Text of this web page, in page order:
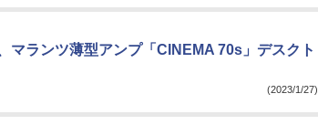
マランツ薄型アンプ「CINEMA 70s」デスクト
(2023/1/27)